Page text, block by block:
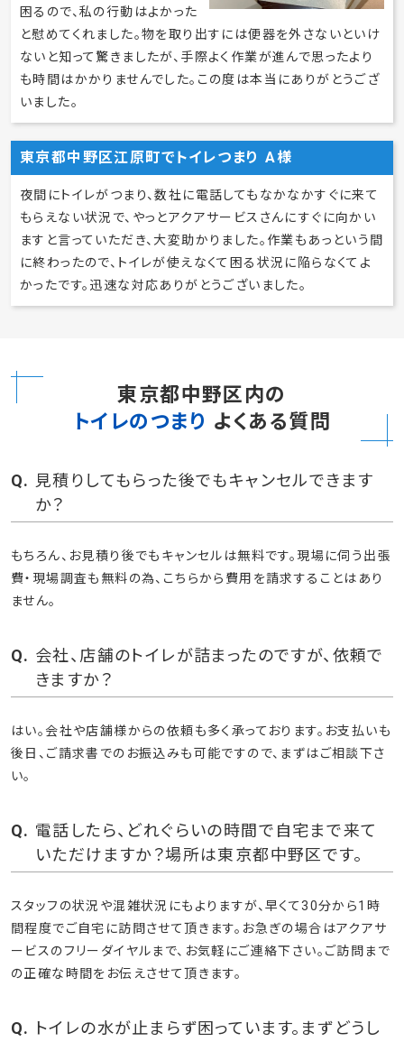
困るので、私の行動はよかった
と慰めてくれました。物を取り出すには便器を外さないといけ
ないと知って驚きましたが、手際よく作業が進んで思ったより
も時間はかかりませんでした。この度は本当にありがとうござ
いました。
東京都中野区江原町でトイレつまり A様
夜間にトイレがつまり、数社に電話してもなかなかすぐに来て
もらえない状況で、やっとアクアサービスさんにすぐに向かい
ますと言っていただき、大変助かりました。作業もあっという間
に終わったので、トイレが使えなくて困る状況に陥らなくてよ
かったです。迅速な対応ありがとうございました。
東京都中野区内の
トイレのつまり よくある質問
見積りしてもらった後でもキャンセルできます
か？
もちろん、お見積り後でもキャンセルは無料です。現場に伺う出張
費・現場調査も無料の為、こちらから費用を請求することはあり
ません。
会社、店舗のトイレが詰まったのですが、依頼で
きますか？
はい。会社や店舗様からの依頼も多く承っております。お支払いも
後日、ご請求書でのお振込みも可能ですので、まずはご相談下さ
い。
電話したら、どれぐらいの時間で自宅まで来て
いただけますか？場所は東京都中野区です。
スタッフの状況や混雑状況にもよりますが、早くて30分から1時
間程度でご自宅に訪問させて頂きます。お急ぎの場合はアクアサ
ービスのフリーダイヤルまで、お気軽にご連絡下さい。ご訪問まで
の正確な時間をお伝えさせて頂きます。
トイレの水が止まらず困っています。まずどうし